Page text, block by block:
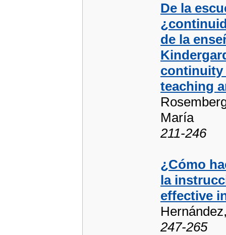
De la
de la
continuity
teaching
María
211-246
¿Cómo
la
effective
247-265